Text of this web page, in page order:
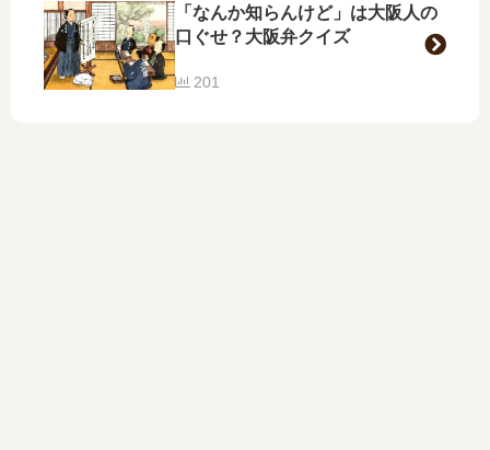
「なんか知らんけど」は大阪人の
口ぐせ？大阪弁クイズ
201